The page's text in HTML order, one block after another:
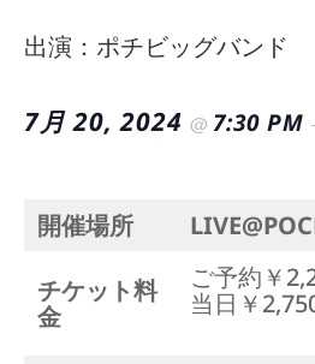
出演：ポチビッグバンド
7月 20, 2024 @ 7:30 PM
開催場所
チケット料
金
ご予約￥
当日￥